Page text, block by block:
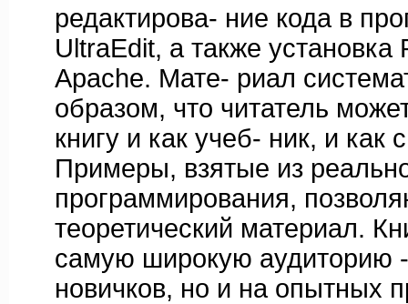
редактирова- ние кода в
UltraEdit, а также
Apache. Мате- риал
образом, что читатель
книгу и как учеб- ник, и как
Примеры, взятые из
программирования,
теоретический материал.
самую широкую аудиторию
новичков, но и на опытных